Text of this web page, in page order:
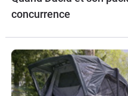
concurrence